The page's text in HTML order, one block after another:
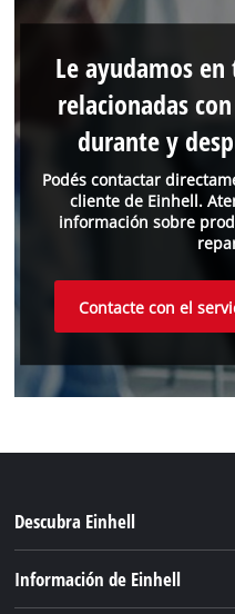
Podés contactar
cliente de Einhell.
información sobre
Le ayudamos
relacionadas
durante y
Contacte con el
Descubra Einhell
Información de Einhell